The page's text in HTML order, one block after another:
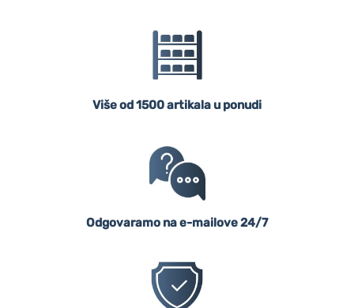
Više od 1500 artikala u ponudi
Odgovaramo na e-mailove 24/7